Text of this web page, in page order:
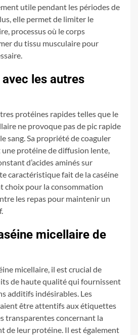
utile pendant les périodes de
elle permet de limiter le
processus où le corps
du tissu musculaire pour
les autres
protéines rapides telles que le
ne provoque pas de pic rapide
sang. Sa propriété de coaguler
une protéine de diffusion lente,
d’acides aminés sur
caractéristique fait de la caséine
choix pour la consommation
les repas pour maintenir un
micellaire de
micellaire, il est crucial de
de haute qualité qui fournissent
additifs indésirables. Les
être attentifs aux étiquettes
transparentes concernant la
de leur protéine. Il est également